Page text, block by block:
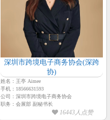
深圳市跨境电子商务协会(深跨
协)
姓名：王亭 Aimee
手机：18566631593
公司：深圳市跨境电子商务协会
职务：会展部 副秘书长
16443人点赞